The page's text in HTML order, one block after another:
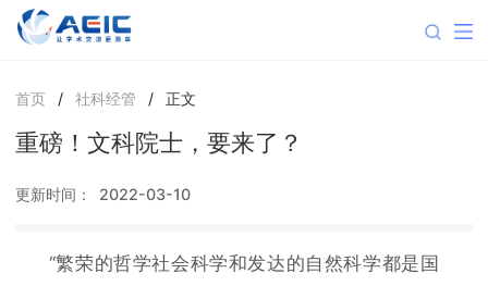
首页 / 社科经管 / 正文
重磅！文科院士，要来了？
更新时间： 2022-03-10
“繁荣的哲学社会科学和发达的自然科学都是国